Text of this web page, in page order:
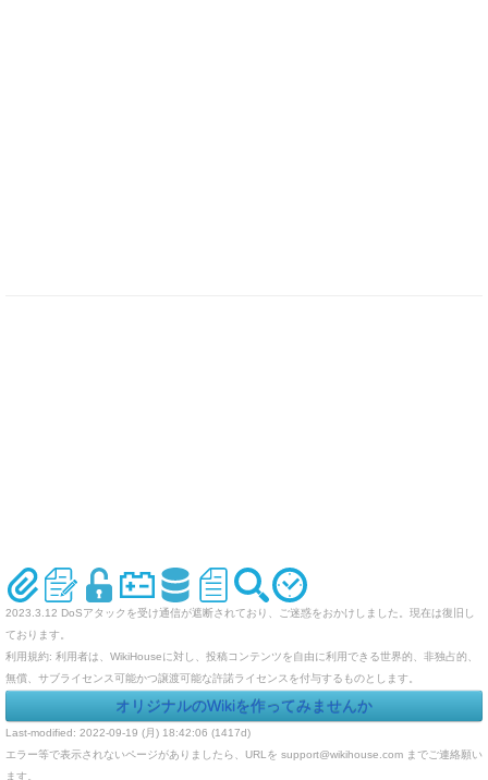
2023.3.12 DoSアタックを受け通信が遮断されており、ご迷惑をおかけしました。現在は復旧し
ております。
利用規約: 利用者は、WikiHouseに対し、投稿コンテンツを自由に利用できる世界的、非独占的、
無償、サブライセンス可能かつ譲渡可能な許諾ライセンスを付与するものとします。
オリジナルのWikiを作ってみませんか
Last-modified: 2022-09-19 (月) 18:42:06 (1417d)
エラー等で表示されないページがありましたら、URLを support@wikihouse.com までご連絡願い
ます。